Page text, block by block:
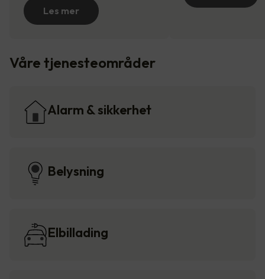
Les mer
Våre tjenesteområder
Alarm & sikkerhet
Belysning
Elbillading